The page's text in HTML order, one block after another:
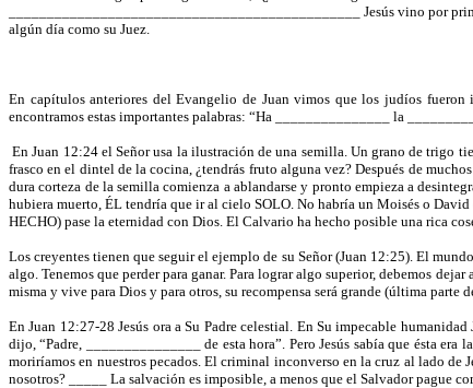
______________________________________________ Jesús vino por
algún día como su Juez.
En capítulos anteriores del Evangelio de Juan vimos que los judíos fueron
encontramos estas importantes palabras: “Ha _______________ la
En Juan 12:24 el Señor usa la ilustración de una semilla. Un grano de trigo
frasco en el dintel de la cocina, ¿tendrás fruto alguna vez? Después de
dura corteza de la semilla comienza a ablandarse y pronto empieza a
hubiera muerto, ÉL tendría que ir al cielo SOLO. No habría un Moisés o
HECHO) pase la eternidad con Dios. El Calvario ha hecho posible una rica
Los creyentes tienen que seguir el ejemplo de su Señor (Juan 12:25). El
algo. Tenemos que perder para ganar. Para lograr algo superior, debemos
misma y vive para Dios y para otros, su recompensa será grande (última parte
En Juan 12:27-28 Jesús ora a Su Padre celestial. En Su impecable
dijo, “Padre, _______________ de esta hora”. Pero Jesús sabía que ésta
moriríamos en nuestros pecados. El criminal inconverso en la cruz al lado de
nosotros? _____ La salvación es imposible, a menos que el Salvador pague